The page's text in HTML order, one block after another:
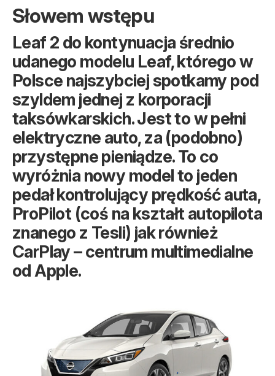
Słowem wstępu
Leaf 2 do kontynuacja średnio
udanego modelu Leaf, którego w
Polsce najszybciej spotkamy pod
szyldem jednej z korporacji
taksówkarskich. Jest to w pełni
elektryczne auto, za (podobno)
przystępne pieniądze. To co
wyróżnia nowy model to jeden
pedał kontrolujący prędkość auta,
ProPilot (coś na kształt autopilota
znanego z Tesli) jak również
CarPlay – centrum multimedialne
od Apple.